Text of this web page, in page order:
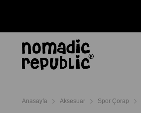
Anasayfa Aksesuar Spor Çorap